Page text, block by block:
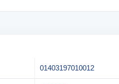
01403197010012